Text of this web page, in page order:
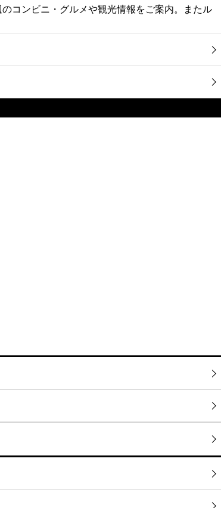
コンビニ・グルメや観光情報をご案内。またル